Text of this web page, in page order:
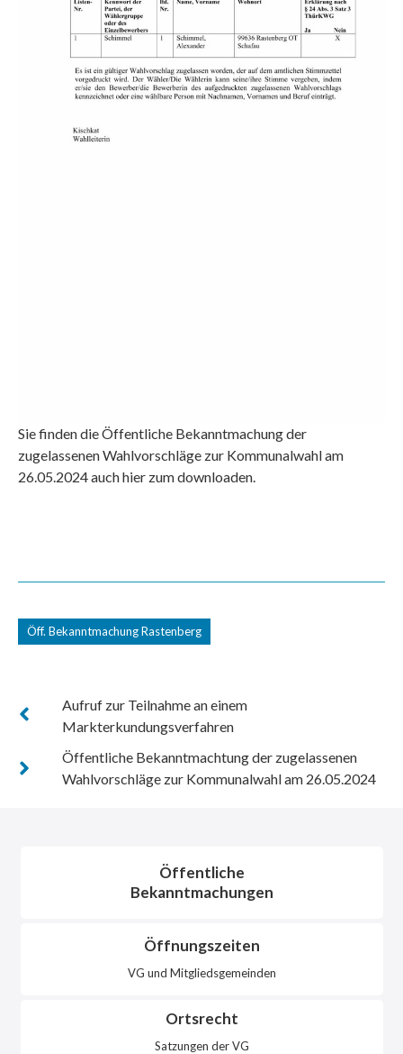
Sie finden die Öffentliche Bekanntmachung der
zugelassenen Wahlvorschläge zur Kommunalwahl am
26.05.2024 auchhier zum downloaden.
Öff. Bekanntmachung Rastenberg
Aufruf zur Teilnahme an einem
Markterkundungsverfahren
Öffentliche Bekanntmachtung der zugelassenen
Wahlvorschläge zur Kommunalwahl am 26.05.2024
Öffentliche
Bekanntmachungen
Öffnungszeiten
VG und Mitgliedsgemeinden
Ortsrecht
Satzungen der VG